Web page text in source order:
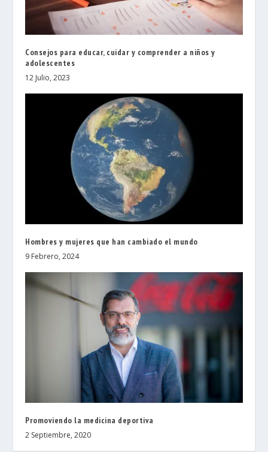
Consejos para educar, cuidar y comprender a niños y
adolescentes
12 Julio, 2023
Hombres y mujeres que han cambiado el mundo
9 Febrero, 2024
Promoviendo la medicina deportiva
2 Septiembre, 2020